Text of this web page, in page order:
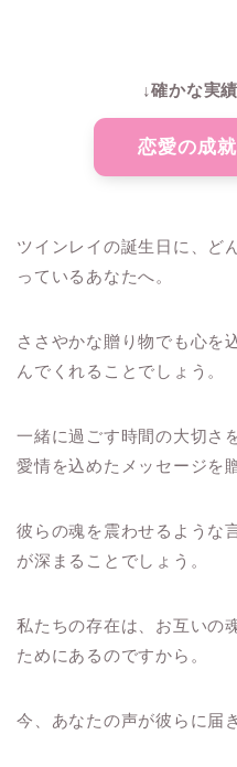
↓確かな実
恋愛の成
ツインレイの誕生日に、ど
っているあなたへ。
ささやかな贈り物でも心を
んでくれることでしょう。
一緒に過ごす時間の大切さ
愛情を込めたメッセージを
彼らの魂を震わせるような
が深まることでしょう。
私たちの存在は、お互いの
ためにあるのですから。
今、あなたの声が彼らに届